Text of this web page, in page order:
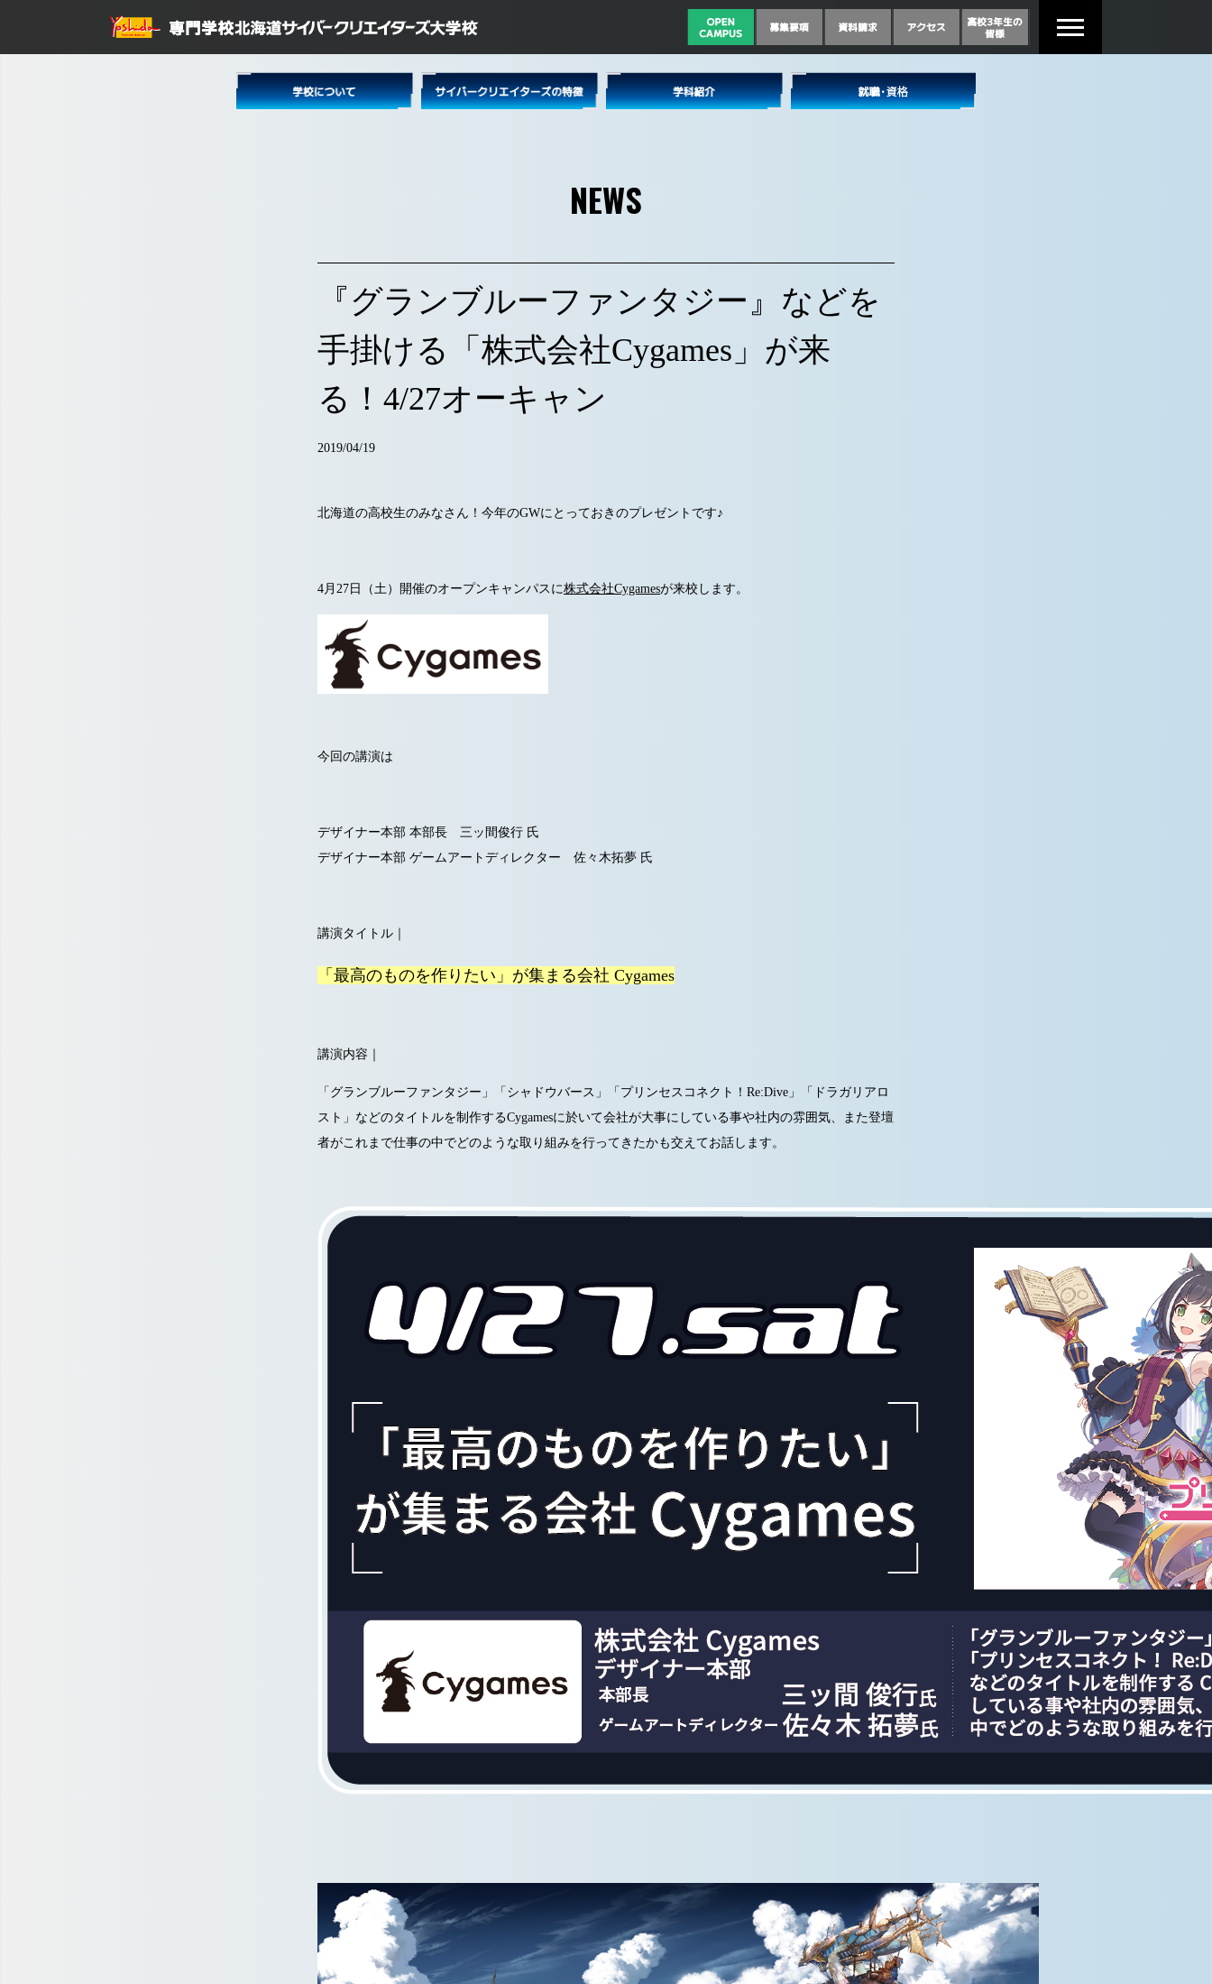
NEWS
『グランブルーファンタジー』などを
手掛ける「株式会社Cygames」が来
る！4/27オーキャン
2019/04/19
北海道の高校生のみなさん！今年のGWにとっておきのプレゼントです♪
4月27日（土）開催のオープンキャンパスに株式会社Cygamesが来校します。
今回の講演は
デザイナー本部 本部長 三ッ間俊行 氏
デザイナー本部 ゲームアートディレクター 佐々木拓夢 氏
講演タイトル｜
「最高のものを作りたい」が集まる会社 Cygames
講演内容｜
「グランブルーファンタジー」「シャドウバース」「プリンセスコネクト！Re:Dive」「ドラガリアロ
スト」などのタイトルを制作するCygamesに於いて会社が大事にしている事や社内の雰囲気、また登壇
者がこれまで仕事の中でどのような取り組みを行ってきたかも交えてお話します。